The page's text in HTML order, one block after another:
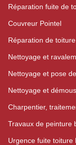
Réparation fuite de
Couvreur Pointel
Réparation de
Nettoyage et
Nettoyage et pose
Nettoyage et
Charpentier,
Travaux de peinture
Urgence fuite toiture